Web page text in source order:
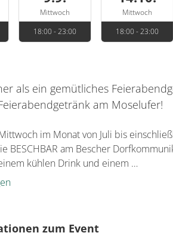
Mittwoch
18:00 - 23:00
Mittwoch
18:00 - 23:00
als ein gemütliches
am Moselufer!
im Monat von Juli bis
BESCHBAR am Bescher
kühlen Drink und einem …
zum Event